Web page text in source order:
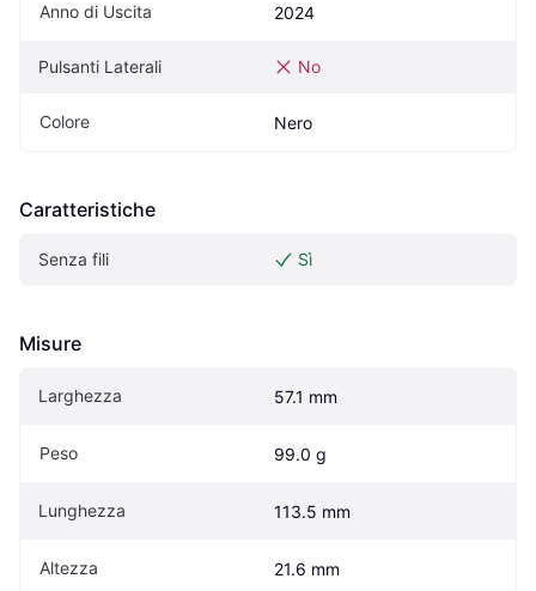
Anno di Uscita 2024
Pulsanti Laterali No
Colore Nero
Caratteristiche
Senza fili Sì
Misure
Larghezza 57.1 mm
Peso 99.0 g
Lunghezza 113.5 mm
Altezza 21.6 mm